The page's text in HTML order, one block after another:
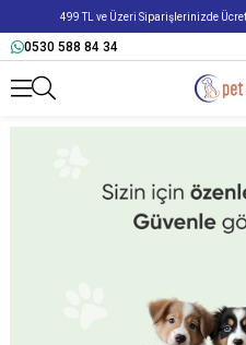
499 TL ve Üzeri Siparişlerinizde
0530 588 84 34